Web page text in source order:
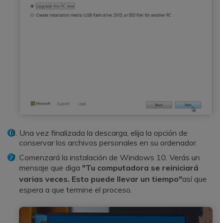
Una vez finalizada la descarga, elija la opción de
conservar los archivos personales en su ordenador.
Comenzará la instalación de Windows 10. Verás un
mensaje que diga "Tu computadora se reiniciará
varias veces. Esto puede llevar un tiempo"así que
espera a que termine el proceso.